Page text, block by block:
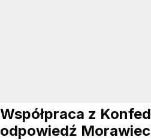
Współpraca z
odpowiedź